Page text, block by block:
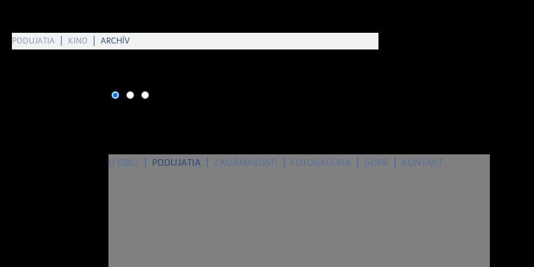
O OBCI PODUJATIA
PODUJATIA KINO ARCHÍV
ZAUJÍMAVOSTI FOTOGALÉRIA GDPR KONTAKT